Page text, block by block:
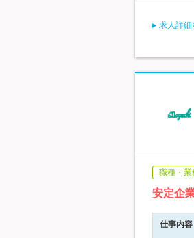
求人詳細
職種・業
安定企
仕事内容